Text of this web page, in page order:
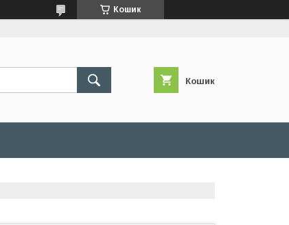
Кошик
Кошик